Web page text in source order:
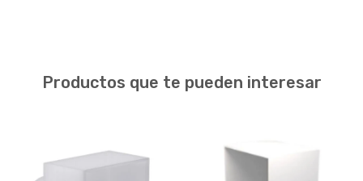
Productos que te pueden interesar